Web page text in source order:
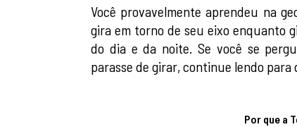
Você provavelmente aprendeu na
gira em torno de seu eixo enquanto
do dia e da noite. Se você se
parasse de girar, continue lendo para
Por que a